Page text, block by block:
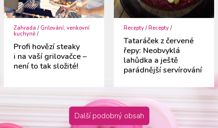
Zahrada /Grilování, venkovní
kuchyně /
Profi hovězí steaky
i na vaší grilovačce –
není to tak složité!
Recepty /Recepty /
Tataráček z červené
řepy: Neobvyklá
lahůdka a ještě
parádnější servírování
Další podobný obsah